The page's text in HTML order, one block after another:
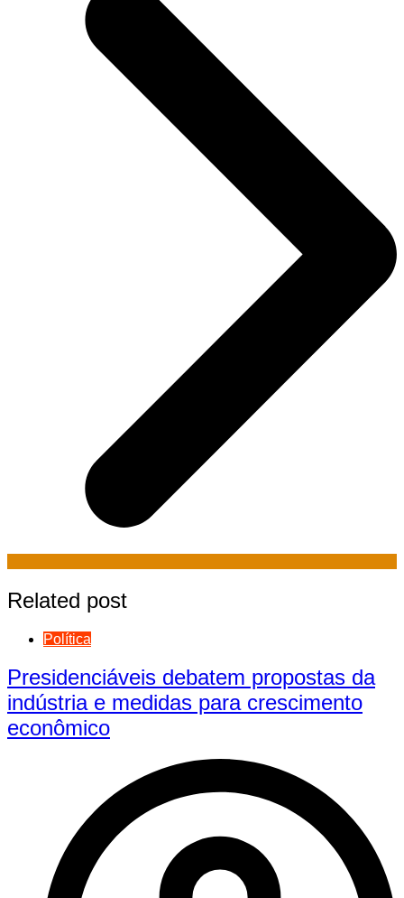
Related post
Política
Presidenciáveis debatem propostas da
indústria e medidas para crescimento
econômico